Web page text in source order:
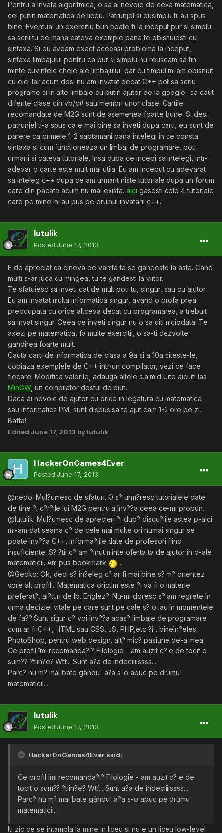
Pentru a invata algoritmica, o sa ai nevoie de ceva matematica,
cel putin matematica de liceu. Patrunjel si eusimplu ti-au spus
bine. Eventual un exercitiu bun poate fi la inceput pur si simplu
sa scrii tu de mana cateva exemple pana te obisnuiesti cu
sintaxa. Si eu aveam exact aceeasi problema la inceput,
sintaxa limbajului pentru ca pur si simplu nu reuseam sa tin
minte cuvintele cheie ale limbajului, dar cu timpul m-am obisnuit
cu ele. Iar acum desi nu am invatat decat C++ pot sa scriu
programe si in alte limbaje cu putin ajutor de la google- sa caut
diferite clase din vb/c# sau membri unor clase. Cartile
recomandate de M2G sunt de asemenea foarte bune. Si desi
patrunjel ti-a spus ca e mai bine sa inveti dupa carti, eu sunt de
parere ca primele 1-2 saptamani pana intelegi in ce consta
sintaxa si cum functioneaza un limbaj de programare, poti
urmarii si cateva tutoriale. Insa dupa ce incepi sa intelegi, intr-
adevar o carte este mult mai utila. Eu am inceput cu adevarat
sa inteleg c++ dupa ce am urmarit niste tutoriale dupa un forum
care din pacate acum nu mai exista. aici gasesti cele 4 tutoriale
care pe mine m-au pus pe drumul invatarii c++.
lutulik
Posted June 17, 2013
E de apreciat ca cineva de varsta ta se gandeste la asta. Cand
multi s-ar juca cu mingea, tu te gandesti la viitor.
Te sfatuiesc sa inveti cat de mult poti tu, singur, sau cu ajutor.
Eu am invatat multa informatica singur, avand o profa prea
preocupata cu orice altceva decat cu programarea, a trebuit
sa invat singur. Ceea ce inveti singur nu o sa uiti niciodata. Te
axezi pe matematica, fa multe exercitii, o sa-ti dezvolte
gandirea foarte mult.
Cauta carti de informatica de clasa a 9a si a 10a citeste-le,
copiaza exemplele de C++ intr-un compilator, vezi ce face
fiecare. Modifica valorile, adauga altele s.a.m.d Uite aici iti las
MinGW, un compilator destul de bun.
Daca ai nevoie de ajutor cu orice in legatura cu matematica
sau informatica PM, sunt dispus sa te ajut cam 1-2 ore pe zi.
Bafta!
Edited June 17, 2013 by lutulik
HackerOnGames4Ever
Posted June 17, 2013
@nedo: Mul?umesc de sfaturi. O s? urm?resc tutorialele date
de tine ?i c?r?ile lui M2G pentru a înv??a ceea ce-mi propun.
@lutulik: Mul?umesc de aprecieri ?i dup? discu?iile astea p-aici
mi-am dat seama c? de cele mai multe ori numai singur se
poate înv??a C++, informa?iile date de profesori fiind
insuficiente. S? ?tii c? am ?inut minte oferta ta de ajutor în d-ale
matematicii. Am pus bookmark
.
@Gecko: Ok, deci s? în?eleg c? ar fi mai bine s? m? orientez
spre alt profil... Matematica oricum este ?i va fi o materie
preferat?, al?turi de lb. Englez?. Nu-mi doresc s? am regrete în
urma deciziei vitale pe care sunt pe cale s? o iau în momentele
de fa??.Sunt sigur c? voi înv??a acas? limbaje de programare
cum ar fi C++, HTML sau CSS, JS, PHP,etc ?i , bineîn?eles
PhotoShop, pentru web design, alt? mic? pasiune de-a mea.
Ce profil îmi recomanda?i? Filologie - am auzit c? e de tocit o
sum?? ?tiin?e? Wtf... Sunt a?a de indeciiiissss...
Parc? nu m? mai bate gându' a?a s-o apuc pe drumu'
matematicii...
lutulik
Posted June 17, 2013
HackerOnGames4Ever said:
Ce profil îmi recomanda?i? Filologie - am auzit c? e de
tocit o sum?? ?tiin?e? Wtf... Sunt a?a de indeciiiissss...
Parc? nu m? mai bate gându' a?a s-o apuc pe drumu'
matematicii...
Iti zic ce se intampla la mine in liceu si nu e un liceu low-level